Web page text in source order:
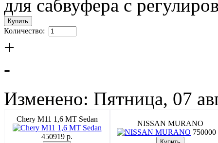
для сабвуфера с
Количество:
+
-
Изменено: Пятница, 07
Chery M11 1,6 MT Sedan
450919 p.
NISSAN MURANO
750000